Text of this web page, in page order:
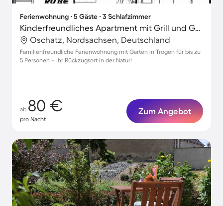
Ferienwohnung ∙ 5 Gäste ∙ 3 Schlafzimmer
Kinderfreundliches Apartment mit Grill und Garten
Oschatz, Nordsachsen, Deutschland
Familienfreundliche Ferienwohnung mit Garten in Trogen für bis zu
5 Personen – Ihr Rückzugsort in der Natur!
ab 80 €
pro Nacht
Zum Angebot